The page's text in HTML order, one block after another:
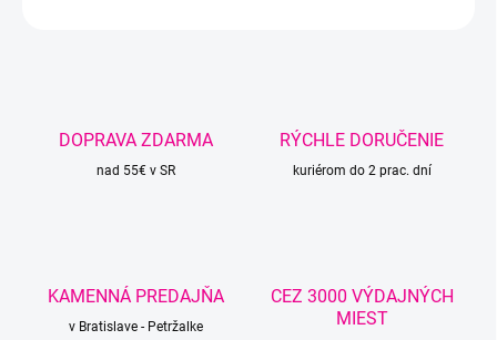
DOPRAVA ZDARMA
nad 55€ v SR
RÝCHLE DORUČENIE
kuriérom do 2 prac. dní
KAMENNÁ PREDAJŇA
v Bratislave - Petržalke
CEZ 3000 VÝDAJNÝCH
MIEST